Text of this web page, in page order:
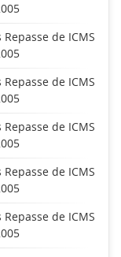
de ICMS
de ICMS
de ICMS
de ICMS
de ICMS